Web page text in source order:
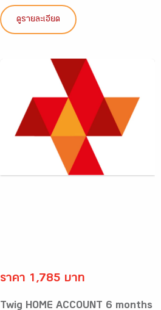
ดูรายละเอียด
ราคา 1,785 บาท
Twig HOME ACCOUNT 6 months